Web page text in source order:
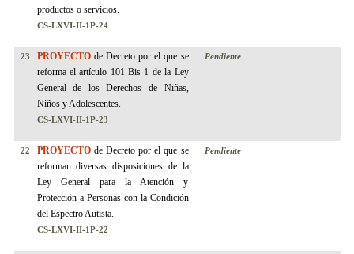
productos o servicios.
CS-LXVI-II-1P-24
23 PROYECTOde Decreto por el que se
reforma el artículo 101 Bis 1 de la Ley
General de los Derechos de Niñas,
Niños y Adolescentes.
CS-LXVI-II-1P-23
Pendiente
22 PROYECTOde Decreto por el que se
reforman diversas disposiciones de la
Ley General para la Atención y
Protección a Personas con la Condición
del Espectro Autista.
CS-LXVI-II-1P-22
Pendiente